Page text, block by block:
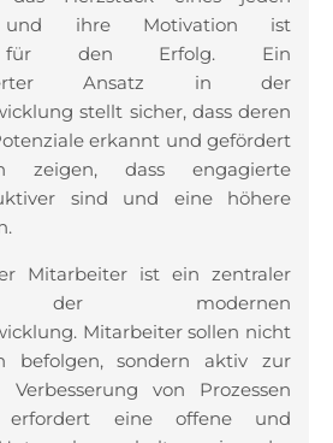
und ihre Motivation ist
für den Erfolg. Ein
Ansatz in der
stellt sicher, dass deren
erkannt und gefördert
zeigen, dass engagierte
sind und eine höhere
Mitarbeiter ist ein zentraler
der modernen
Mitarbeiter sollen nicht
befolgen, sondern aktiv zur
von Prozessen
erfordert eine offene und